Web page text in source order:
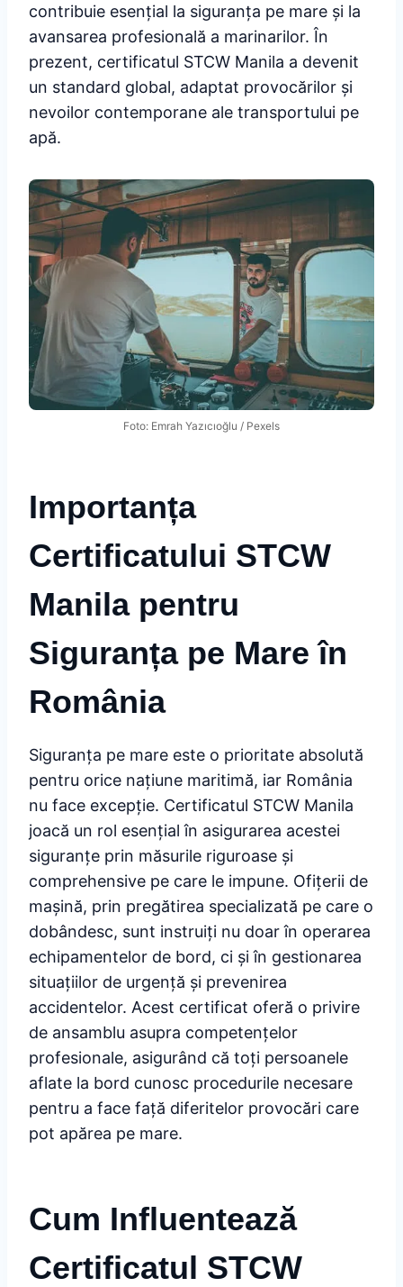
contribuie esențial la siguranța pe mare și la
avansarea profesională a marinarilor. În
prezent, certificatul STCW Manila a devenit
un standard global, adaptat provocărilor și
nevoilor contemporane ale transportului pe
apă.
Foto: Emrah Yazıcıoğlu / Pexels
Importanța
Certificatului STCW
Manila pentru
Siguranța pe Mare în
România
Siguranța pe mare este o prioritate absolută
pentru orice națiune maritimă, iar România
nu face excepție. Certificatul STCW Manila
joacă un rol esențial în asigurarea acestei
siguranțe prin măsurile riguroase și
comprehensive pe care le impune. Ofițerii de
mașină, prin pregătirea specializată pe care o
dobândesc, sunt instruiți nu doar în operarea
echipamentelor de bord, ci și în gestionarea
situațiilor de urgență și prevenirea
accidentelor. Acest certificat oferă o privire
de ansamblu asupra competențelor
profesionale, asigurând că toți persoanele
aflate la bord cunosc procedurile necesare
pentru a face față diferitelor provocări care
pot apărea pe mare.
Cum Influentează
Certificatul STCW